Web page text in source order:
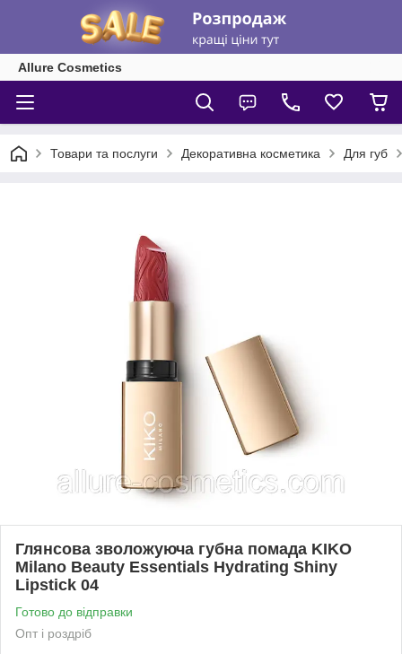
Allure Cosmetics
Товари та послуги Декоративна косметика Для губ
Глянсова зволожуюча губна помада KIKO
Milano Beauty Essentials Hydrating Shiny
Lipstick 04
Готово до відправки
Опт і роздріб